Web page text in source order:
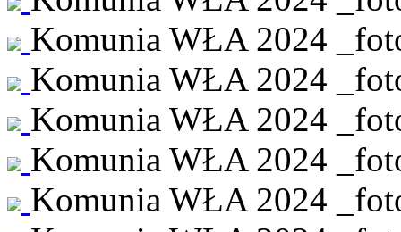
Komunia WŁA 2024
Komunia WŁA 2024
Komunia WŁA 2024
Komunia WŁA 2024
Komunia WŁA 2024